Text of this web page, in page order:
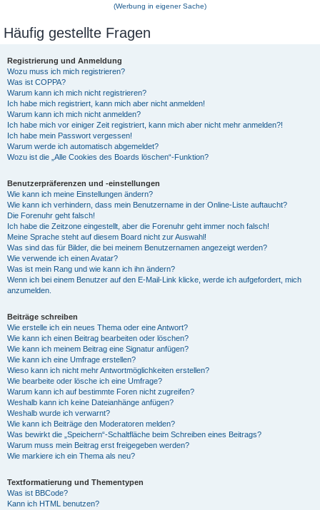
(Werbung in eigener Sache)
Häufig gestellte Fragen
Registrierung und Anmeldung
Wozu muss ich mich registrieren?
Was ist COPPA?
Warum kann ich mich nicht registrieren?
Ich habe mich registriert, kann mich aber nicht anmelden!
Warum kann ich mich nicht anmelden?
Ich habe mich vor einiger Zeit registriert, kann mich aber nicht mehr anmelden?!
Ich habe mein Passwort vergessen!
Warum werde ich automatisch abgemeldet?
Wozu ist die „Alle Cookies des Boards löschen“-Funktion?
Benutzerpräferenzen und -einstellungen
Wie kann ich meine Einstellungen ändern?
Wie kann ich verhindern, dass mein Benutzername in der Online-Liste auftaucht?
Die Forenuhr geht falsch!
Ich habe die Zeitzone eingestellt, aber die Forenuhr geht immer noch falsch!
Meine Sprache steht auf diesem Board nicht zur Auswahl!
Was sind das für Bilder, die bei meinem Benutzernamen angezeigt werden?
Wie verwende ich einen Avatar?
Was ist mein Rang und wie kann ich ihn ändern?
Wenn ich bei einem Benutzer auf den E-Mail-Link klicke, werde ich aufgefordert, mich
anzumelden.
Beiträge schreiben
Wie erstelle ich ein neues Thema oder eine Antwort?
Wie kann ich einen Beitrag bearbeiten oder löschen?
Wie kann ich meinem Beitrag eine Signatur anfügen?
Wie kann ich eine Umfrage erstellen?
Wieso kann ich nicht mehr Antwortmöglichkeiten erstellen?
Wie bearbeite oder lösche ich eine Umfrage?
Warum kann ich auf bestimmte Foren nicht zugreifen?
Weshalb kann ich keine Dateianhänge anfügen?
Weshalb wurde ich verwarnt?
Wie kann ich Beiträge den Moderatoren melden?
Was bewirkt die „Speichern“-Schaltfläche beim Schreiben eines Beitrags?
Warum muss mein Beitrag erst freigegeben werden?
Wie markiere ich ein Thema als neu?
Textformatierung und Thementypen
Was ist BBCode?
Kann ich HTML benutzen?